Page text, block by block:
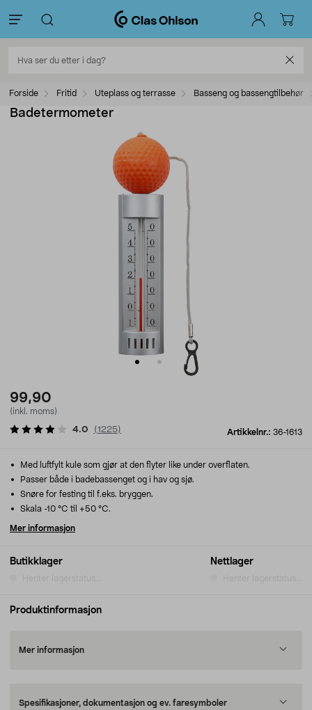
Forside Fritid Uteplass og terrasse Basseng og bassengtilbehør
Badetermometer
99,90
(inkl. moms)
Artikkelnr.: 36-1613
4.0 (1225)
Butikklager Nettlager
Med luftfylt kule som gjør at den flyter like under overflaten.
Passer både i badebassenget og i hav og sjø.
Snøre for festing til f.eks. bryggen.
Skala -10 °C til +50 °C.
Mer informasjon
Produktinformasjon
Mer informasjon
Spesifikasjoner, dokumentasjon og ev. faresymboler